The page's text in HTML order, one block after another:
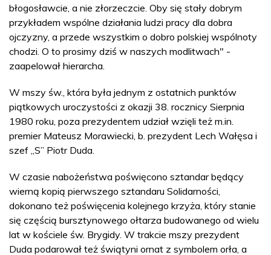
błogosławcie, a nie złorzeczcie. Oby się stały dobrym
przykładem wspólne działania ludzi pracy dla dobra
ojczyzny, a przede wszystkim o dobro polskiej wspólnoty
chodzi. O to prosimy dziś w naszych modlitwach" -
zaapelował hierarcha.
W mszy św., która była jednym z ostatnich punktów
piątkowych uroczystości z okazji 38. rocznicy Sierpnia
1980 roku, poza prezydentem udział wzięli też m.in.
premier Mateusz Morawiecki, b. prezydent Lech Wałęsa i
szef „S” Piotr Duda.
W czasie nabożeństwa poświęcono sztandar będący
wierną kopią pierwszego sztandaru Solidarności,
dokonano też poświęcenia kolejnego krzyża, który stanie
się częścią bursztynowego ołtarza budowanego od wielu
lat w kościele św. Brygidy. W trakcie mszy prezydent
Duda podarował też świątyni ornat z symbolem orła, a